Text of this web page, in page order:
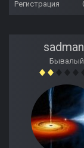
Регистрация
Бывалый